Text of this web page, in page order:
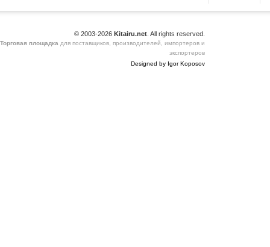
© 2003-2026 Kitairu.net . All rights reserved.
Торговая площадка для поставщиков, производителей, импортеров и
экспортеров
Designed by Igor Koposov